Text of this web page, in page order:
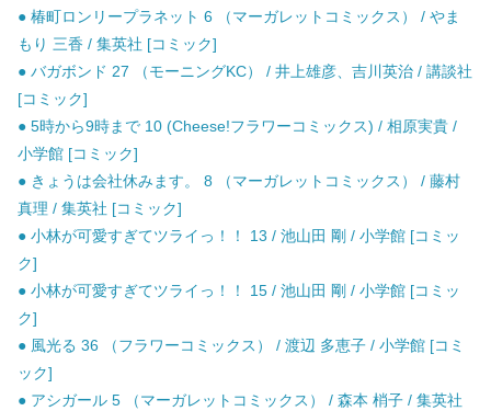
● 椿町ロンリープラネット 6 （マーガレットコミックス） / やま
もり 三香 / 集英社 [コミック]
● バガボンド 27 （モーニングKC） / 井上雄彦、吉川英治 / 講談社
[コミック]
● 5時から9時まで 10 (Cheese!フラワーコミックス) / 相原実貴 /
小学館 [コミック]
● きょうは会社休みます。 8 （マーガレットコミックス） / 藤村
真理 / 集英社 [コミック]
● 小林が可愛すぎてツライっ！！ 13 / 池山田 剛 / 小学館 [コミッ
ク]
● 小林が可愛すぎてツライっ！！ 15 / 池山田 剛 / 小学館 [コミッ
ク]
● 風光る 36 （フラワーコミックス） / 渡辺 多恵子 / 小学館 [コミ
ック]
● アシガール 5 （マーガレットコミックス） / 森本 梢子 / 集英社